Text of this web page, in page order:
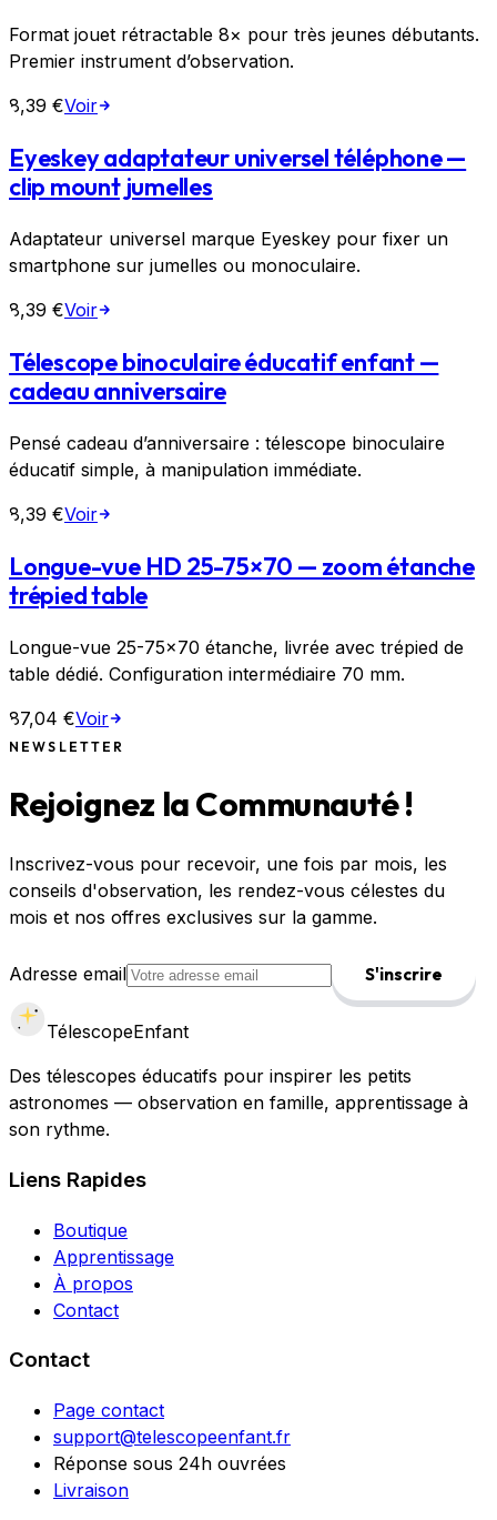
Format jouet rétractable 8× pour très jeunes débutants.
Premier instrument d’observation.
8,39 €Voir
Eyeskey adaptateur universel téléphone —
clip mount jumelles
Adaptateur universel marque Eyeskey pour fixer un
smartphone sur jumelles ou monoculaire.
8,39 €Voir
Télescope binoculaire éducatif enfant —
cadeau anniversaire
Pensé cadeau d’anniversaire : télescope binoculaire
éducatif simple, à manipulation immédiate.
8,39 €Voir
Longue-vue HD 25-75×70 — zoom étanche
trépied table
Longue-vue 25-75×70 étanche, livrée avec trépied de
table dédié. Configuration intermédiaire 70 mm.
87,04 €Voir
NEWSLETTER
Rejoignez la Communauté !
Inscrivez-vous pour recevoir, une fois par mois, les
conseils d'observation, les rendez-vous célestes du
mois et nos offres exclusives sur la gamme.
Adresse email S'inscrire
TélescopeEnfant
Des télescopes éducatifs pour inspirer les petits
astronomes — observation en famille, apprentissage à
son rythme.
Liens Rapides
Boutique
Apprentissage
À propos
Contact
Contact
Page contact
support@telescopeenfant.fr
Réponse sous 24h ouvrées
Livraison